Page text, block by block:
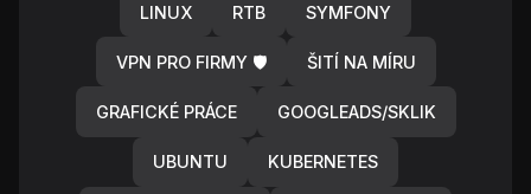
LINUX RTB SYMFONY
VPN PRO FIRMY 🛡️ ŠITÍ NA MÍRU
GRAFICKÉ PRÁCE GOOGLEADS/SKLIK
UBUNTU KUBERNETES